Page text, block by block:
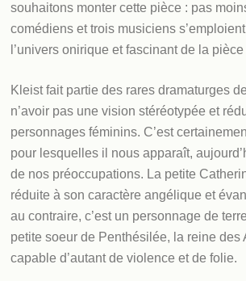
souhaitons monter cette pièce : pas
comédiens et trois musiciens
l’univers onirique et fascinant de la
Kleist fait partie des rares dramaturges
n’avoir pas une vision stéréotypée et
personnages féminins. C’est
pour lesquelles il nous apparaît,
de nos préoccupations. La petite
réduite à son caractère angélique et
au contraire, c’est un personnage de
petite soeur de Penthésilée, la reine des
capable d’autant de violence et de folie.